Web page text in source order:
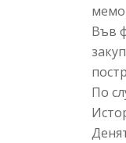
Във
По